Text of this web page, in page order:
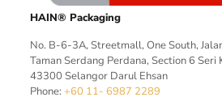
HAIN® Packaging
No. B-6-3A, Streetmall, One South,
Taman Serdang Perdana, Section 6 Seri
43300 Selangor Darul Ehsan
Phone: +60 11- 6987 2289